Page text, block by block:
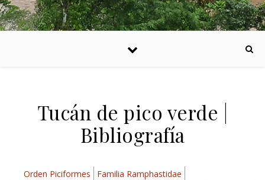
Tucán de pico verde |
Bibliografía
Orden Piciformes
Familia Ramphastidae